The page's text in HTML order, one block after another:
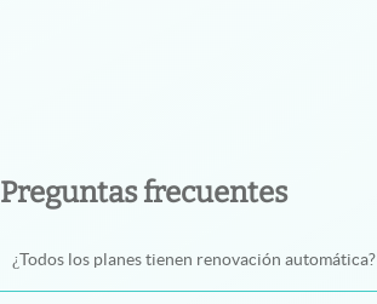
Preguntas frecuentes
¿Todos los planes tienen renovación automática?